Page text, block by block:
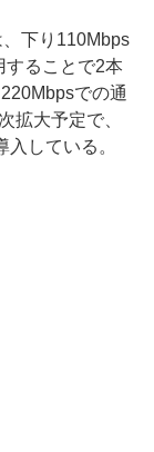
下り110Mbps
することで2本
での通
拡大予定で、
している。